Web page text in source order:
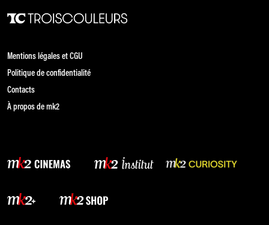
Mentions légales et CGU
Politique de confidentialité
Contacts
À propos de mk2